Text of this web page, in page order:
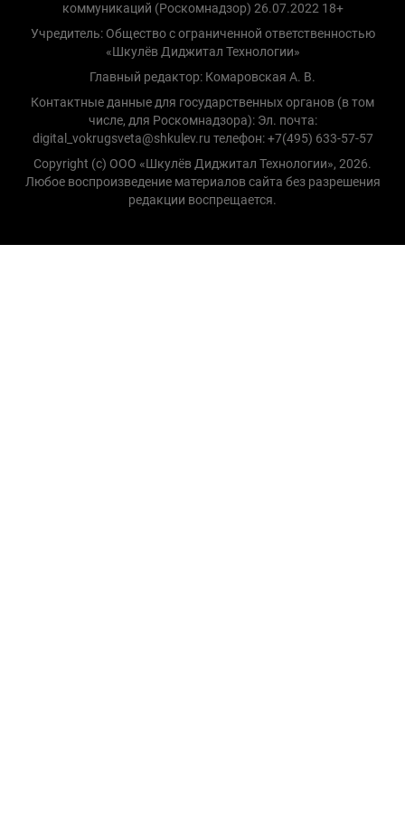
коммуникаций (Роскомнадзор) 26.07.2022 18+
Учредитель: Общество с ограниченной ответственностью
«Шкулёв Диджитал Технологии»
Главный редактор: Комаровская А. В.
Контактные данные для государственных органов (в том
числе, для Роскомнадзора): Эл. почта:
digital_vokrugsveta@shkulev.ru телефон: +7(495) 633-57-57
Copyright (с) ООО «Шкулёв Диджитал Технологии», 2026.
Любое воспроизведение материалов сайта без разрешения
редакции воспрещается.